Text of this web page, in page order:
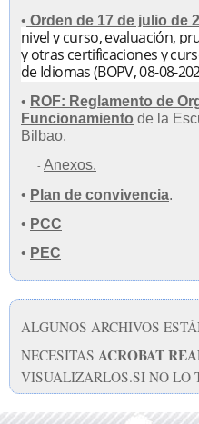
• Orden de 17 de julio de
nivel y curso, evaluación,
y otras certificaciones y
de Idiomas (BOPV, 08-08-
• ROF: Reglamento de
Funcionamiento de la
Bilbao.
- Anexos.
• Plan de convivencia.
• PCC
• PEC
ALGUNOS ARCHIVOS
NECESITAS ACROBAT
VISUALIZARLOS.SI NO LO